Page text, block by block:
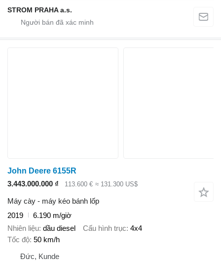
STROM PRAHA a.s.
John Deere 6155R
3.443.000.000 ₫
113.600 € ≈ 131.300 US$
Máy cày - máy kéo bánh lốp
2019
6.190 m/giờ
Nhiên liệu dầu diesel Cấu hình trục 4x4
Tốc độ 50 km/h
Đức, Kunde